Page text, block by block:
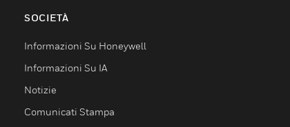
SOCIETÀ
Informazioni Su Honeywell
Informazioni Su IA
Notizie
Comunicati Stampa